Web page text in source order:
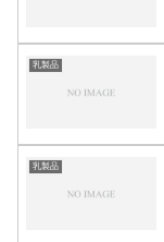
乳製品
乳製品